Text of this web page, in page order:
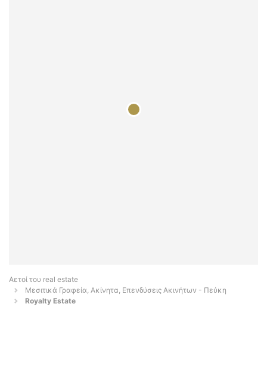
Αετοί του real estate
Μεσιτικά Γραφεία, Ακίνητα, Επενδύσεις Ακινήτων - Πεύκη
Royalty Estate